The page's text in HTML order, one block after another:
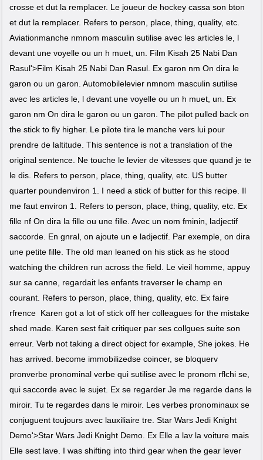
crosse et dut la remplacer. Le joueur de hockey cassa son bton
et dut la remplacer. Refers to person, place, thing, quality, etc.
Aviationmanche nmnom masculin sutilise avec les articles le, l
devant une voyelle ou un h muet, un. Film Kisah 25 Nabi Dan
Rasul'>Film Kisah 25 Nabi Dan Rasul. Ex garon nm On dira le
garon ou un garon. Automobilelevier nmnom masculin sutilise
avec les articles le, l devant une voyelle ou un h muet, un. Ex
garon nm On dira le garon ou un garon. The pilot pulled back on
the stick to fly higher. Le pilote tira le manche vers lui pour
prendre de laltitude. This sentence is not a translation of the
original sentence. Ne touche le levier de vitesses que quand je te
le dis. Refers to person, place, thing, quality, etc. US butter
quarter poundenviron 1. I need a stick of butter for this recipe. Il
me faut environ 1. Refers to person, place, thing, quality, etc. Ex
fille nf On dira la fille ou une fille. Avec un nom fminin, ladjectif
saccorde. En gnral, on ajoute un e ladjectif. Par exemple, on dira
une petite fille. The old man leaned on his stick as he stood
watching the children run across the field. Le vieil homme, appuy
sur sa canne, regardait les enfants traverser le champ en
courant. Refers to person, place, thing, quality, etc. Ex faire
rfrence Karen got a lot of stick off her colleagues for the mistake
shed made. Karen sest fait critiquer par ses collgues suite son
erreur. Verb not taking a direct object for example, She jokes. He
has arrived. become immobilizedse coincer, se bloquerv
pronverbe pronominal verbe qui sutilise avec le pronom rflchi se,
qui saccorde avec le sujet. Ex se regarder Je me regarde dans le
miroir. Tu te regardes dans le miroir. Les verbes pronominaux se
conjuguent toujours avec lauxiliaire tre. Star Wars Jedi Knight
Demo'>Star Wars Jedi Knight Demo. Ex Elle a lav la voiture mais
Elle sest lave. I was shifting into third gear when the gear lever